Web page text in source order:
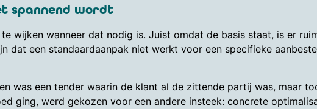
spannend wordt
wijken wanneer dat nodig is. Juist omdat de basis staat, is er
dat een standaardaanpak niet werkt voor een specifieke
was een tender waarin de klant al de zittende partij was, maar
ging, werd gekozen voor een andere insteek: concrete